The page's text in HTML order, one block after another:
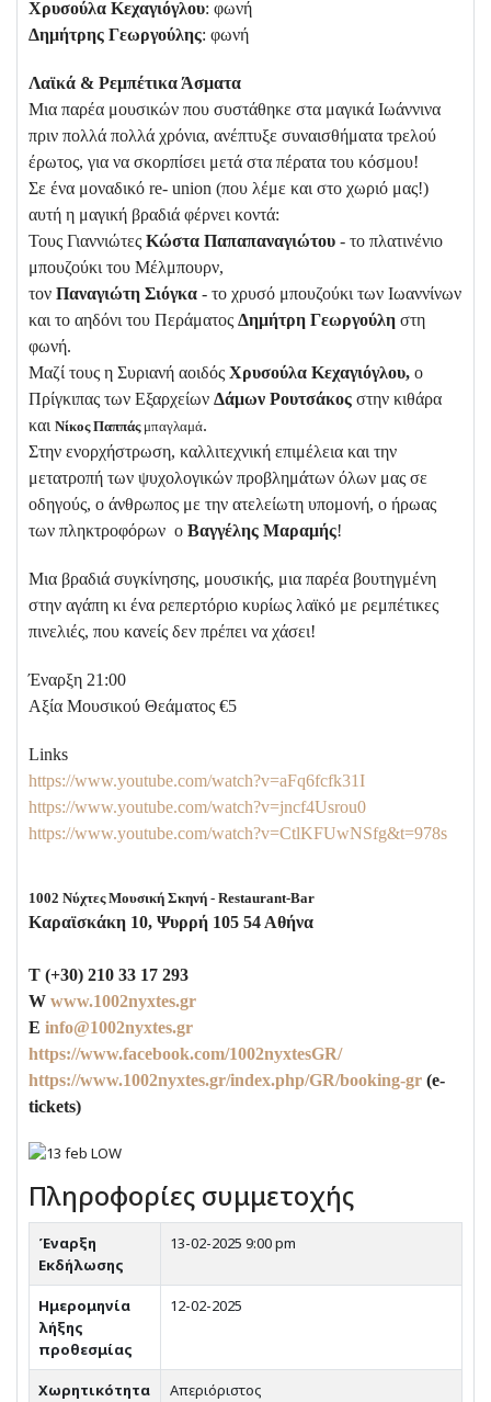
Χρυσούλα Κεχαγιόγλου: φωνή
Δημήτρης Γεωργούλης: φωνή
Λαϊκά & Ρεμπέτικα Άσματα
Μια παρέα μουσικών που συστάθηκε στα μαγικά Ιωάννινα
πριν πολλά πολλά χρόνια, ανέπτυξε συναισθήματα τρελού
έρωτος, για να σκορπίσει μετά στα πέρατα του κόσμου!
Σε ένα μοναδικό re- union (που λέμε και στο χωριό μας!)
αυτή η μαγική βραδιά φέρνει κοντά:
Τους Γιαννιώτες Κώστα Παπαπαναγιώτου - το πλατινένιο
μπουζούκι του Μέλμπουρν,
τον Παναγιώτη Σιόγκα - το χρυσό μπουζούκι των Ιωαννίνων
και το αηδόνι του Περάματος Δημήτρη Γεωργούλη στη
φωνή.
Μαζί τους η Συριανή αοιδός Χρυσούλα Κεχαγιόγλου, ο
Πρίγκιπας των Εξαρχείων Δάμων Ρουτσάκος στην κιθάρα
και Νίκος Παππάςμπαγλαμά.
Στην ενορχήστρωση, καλλιτεχνική επιμέλεια και την
μετατροπή των ψυχολογικών προβλημάτων όλων μας σε
οδηγούς, ο άνθρωπος με την ατελείωτη υπομονή, ο ήρωας
των πληκτροφόρων ο Βαγγέλης Μαραμής!
Μια βραδιά συγκίνησης, μουσικής, μια παρέα βουτηγμένη
στην αγάπη κι ένα ρεπερτόριο κυρίως λαϊκό με ρεμπέτικες
πινελιές, που κανείς δεν πρέπει να χάσει!
Έναρξη 21:00
Αξία Μουσικού Θεάματος €5
Links
https://www.youtube.com/watch?v=aFq6fcfk31I
https://www.youtube.com/watch?v=jncf4Usrou0
https://www.youtube.com/watch?v=CtlKFUwNSfg&t=978s
1002 Νύχτες Μουσική Σκηνή - Restaurant-Bar
Καραϊσκάκη 10, Ψυρρή 105 54 Αθήνα
T (+30) 210 33 17 293
W www.1002nyxtes.gr
E info@1002nyxtes.gr
https://www.facebook.com/1002nyxtesGR/
https://www.1002nyxtes.gr/index.php/GR/booking-gr (e-
tickets)
Πληροφορίες συμμετοχής
Έναρξη
Εκδήλωσης
13-02-2025 9:00 pm
Ημερομηνία
λήξης
προθεσμίας
12-02-2025
Χωρητικότητα Απεριόριστος